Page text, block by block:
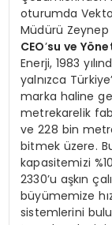
oturumda
Müdürü
CEO’su ve Yö
Enerji, 1983
yalnızca
marka haline
metrekarelik
ve 228 bin
bitmek üzere.
kapasitemizi
2330’u aşkın
büyümemize
sistemlerini